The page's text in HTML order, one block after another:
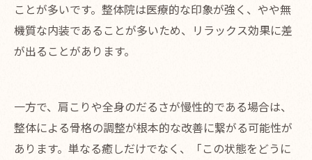
ことが多いです。整体院は医療的な印象が強く、やや無
機質な内装であることが多いため、リラックス効果に差
が出ることがあります。
一方で、肩こりや全身のだるさが慢性的である場合は、
整体による骨格の調整が根本的な改善に繋がる可能性が
あります。単なる癒しだけでなく、「この状態をどうに